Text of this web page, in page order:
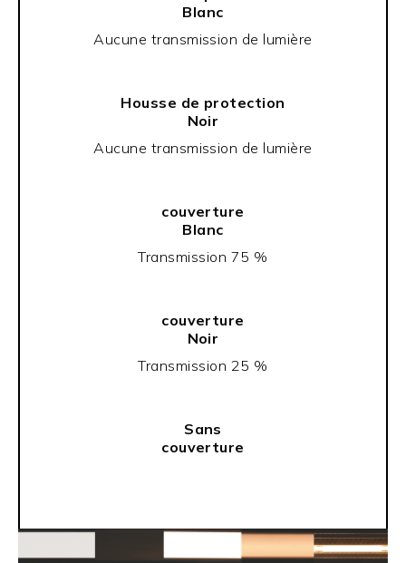
Blanc
Aucune transmission de lumière
Housse de protection
Noir
Aucune transmission de lumière
couverture
Blanc
Transmission 75 %
couverture
Noir
Transmission 25 %
Sans
couverture